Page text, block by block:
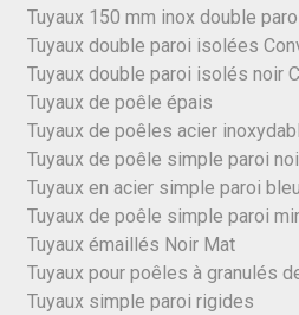
Tuyaux 150 mm inox double
Tuyaux double paroi isolées
Tuyaux double paroi isolés noir
Tuyaux de poêle épais
Tuyaux de poêles acier
Tuyaux de poêle simple paroi
Tuyaux en acier simple paroi
Tuyaux de poêle simple paroi
Tuyaux émaillés Noir Mat
Tuyaux pour poêles à granulés
Tuyaux simple paroi rigides